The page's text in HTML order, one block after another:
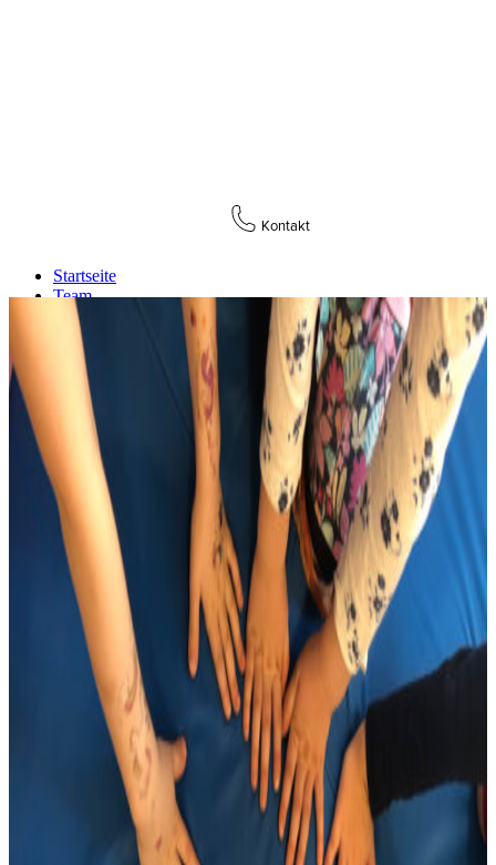
Kontakt
Startseite
Team
Unsere Gruppen
Konzept
Elternbeirat
Aktuelles
Downloads
Datenschutz
Hinweisgeberschutzgesetz
Impressum